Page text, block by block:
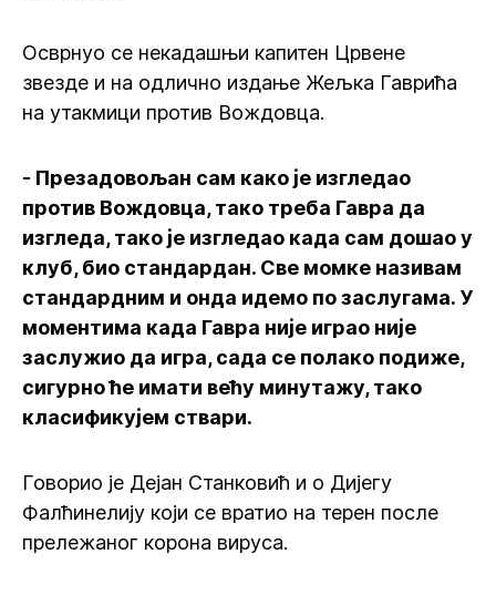
Осврнуо се некадашњи капитен Црвене
звезде и на одлично издање Жељка Гаврића
на утакмици против Вождовца.
- Презадовољан сам како је изгледао
против Вождовца, тако треба Гавра да
изгледа, тако је изгледао када сам дошао у
клуб, био стандардан. Све момке називам
стандардним и онда идемо по заслугама. У
моментима када Гавра није играо није
заслужио да игра, сада се полако подиже,
сигурно ће имати већу минутажу, тако
класификујем ствари.
Говорио је Дејан Станковић и о Дијегу
Фалћинелију који се вратио на терен после
прележаног корона вируса.